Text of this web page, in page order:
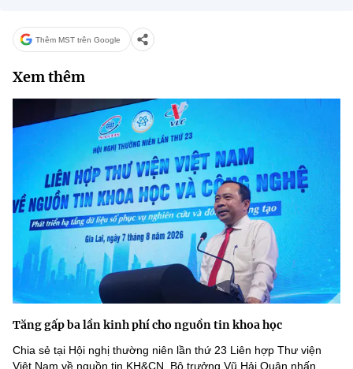
Thêm MST trên Google
Xem thêm
Tăng gấp ba lần kinh phí cho nguồn tin khoa học
Chia sẻ tại Hội nghị thường niên lần thứ 23 Liên hợp Thư viện
Việt Nam về nguồn tin KH&CN, Bộ trưởng Vũ Hải Quân nhấn